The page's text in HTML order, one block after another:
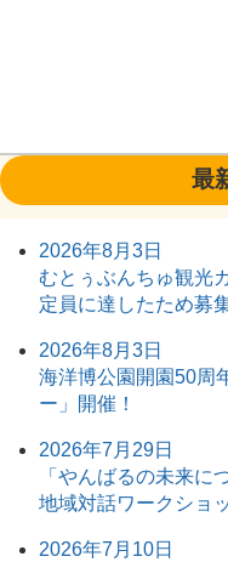
最
2026年8月3日
むとぅぶんちゅ観光
定員に達したため募
2026年8月3日
海洋博公園開園50周
ー」開催！
2026年7月29日
「やんばるの未来に
地域対話ワークショ
2026年7月10日